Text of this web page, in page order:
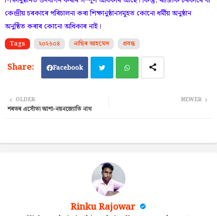
কেন্দ্ৰীয় চৰকাৰে পৰিচালনা কৰা শিক্ষানুষ্ঠানসমূহত কোনো ধৰ্মীয় অনুষ্ঠান
অনুষ্ঠিত কৰাৰ কোনো অধিকাৰ নাই।
Tags ২০২৬০৪ নাছিৰ আহমেদ প্ৰবন্ধ
Facebook
NEWER
OLDER
শৰতৰ এসোঁতা আশা-নয়নজ্যোতি নাথ
Rinku Rajowar